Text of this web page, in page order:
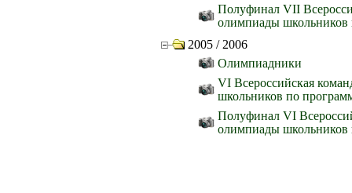
Полуфинал VII
олимпиады
2005 / 2006
Олимпиадники
VI Всероссийская
школьников по
Полуфинал VI
олимпиады